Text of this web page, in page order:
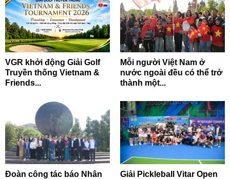
VGR khởi động Giải Golf
Truyền thống Vietnam &
Friends...
Mỗi người Việt Nam ở
nước ngoài đều có thể trở
thành một...
Đoàn công tác báo Nhân
Giải Pickleball Vitar Open